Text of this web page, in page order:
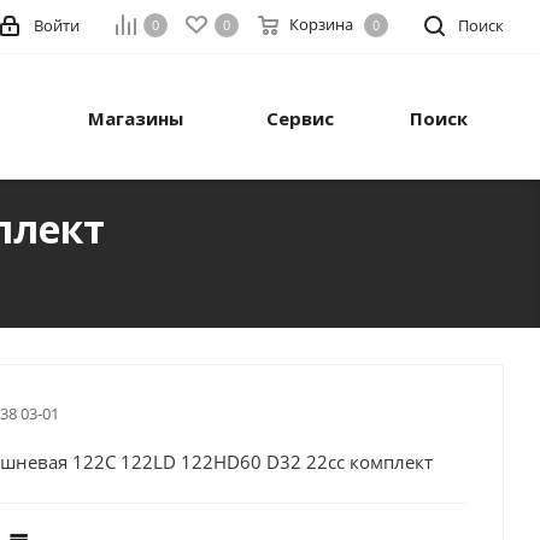
Поиск
0 0 Корзина 0
Войти
Магазины Сервис Поиск
03-01
122C 122LD 122HD60 D32 22cc комплект